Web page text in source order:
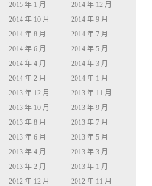
2015 年 1 月
2014 年 12 月
2014 年 10 月
2014 年 9 月
2014 年 8 月
2014 年 7 月
2014 年 6 月
2014 年 5 月
2014 年 4 月
2014 年 3 月
2014 年 2 月
2014 年 1 月
2013 年 12 月
2013 年 11 月
2013 年 10 月
2013 年 9 月
2013 年 8 月
2013 年 7 月
2013 年 6 月
2013 年 5 月
2013 年 4 月
2013 年 3 月
2013 年 2 月
2013 年 1 月
2012 年 12 月
2012 年 11 月